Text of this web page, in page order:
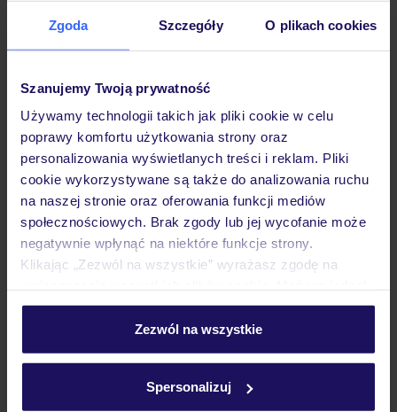
Zgoda Szczegóły O plikach cookies
Szanujemy Twoją prywatność
Używamy technologii takich jak pliki cookie w celu
poprawy komfortu użytkowania strony oraz
personalizowania wyświetlanych treści i reklam. Pliki
cookie wykorzystywane są także do analizowania ruchu
na naszej stronie oraz oferowania funkcji mediów
społecznościowych. Brak zgody lub jej wycofanie może
negatywnie wpłynąć na niektóre funkcje strony.
Klikając „Zezwól na wszystkie” wyrażasz zgodę na
personalizować swój wybór wchodząc w zakładkę
Szczegółowe informacje o plikach cookie znajdziesz
Zezwól na wszystkie
Spersonalizuj
Hotel
Pokoje
Wyżywienie
Atrakcje
Ważne informacje
Często zadawane pytania